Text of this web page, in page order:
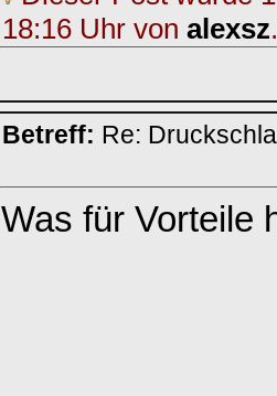
18:16 Uhr von alexsz.
Betreff: Re:
Was für Vorteile